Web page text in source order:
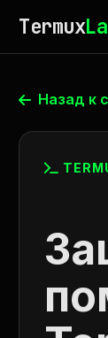
Termux
Назад к